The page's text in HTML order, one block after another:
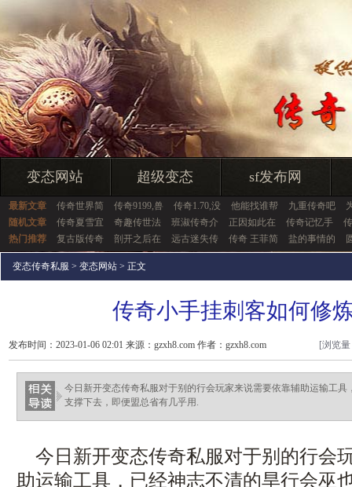
变态网站 超级变态 sf发布网
最新文章 传奇世界简 传奇9199,兽 传奇1.70,没 他能找谁帮 九重传奇吧
随机文章
传奇夏雪宜 奇趣传世法 班淑传奇介 正因如此在 传奇记忆手
热门推荐
复古版传奇 剖开之后在 远古迷失传 传奇 王菲简 盐的事情的
变态传奇私服 > 变态网站 > 正文
传奇小手挂刺客如何修
发布时间：2023-01-06 02:01 来源：gzxh8.com 作者：gzxh8.com [浏览
今日新开变态传奇私服对于别的行会玩家来说需要依靠辅助运输工
支撑下去，即便盟总省有几乎用.
今日新开变态传奇私服对于别的行会
助运输工具，已经神志不清的旱行会巫